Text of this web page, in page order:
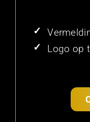
Logo op